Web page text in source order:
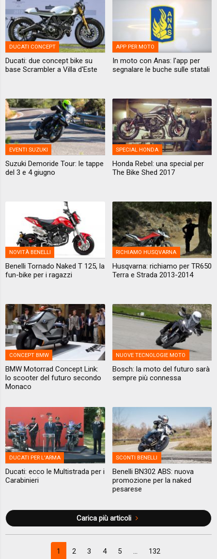
DUCATI CONCEPT
Ducati: due concept bike su
base Scrambler a Villa d'Este
APP PER MOTO
In moto con Anas: l'app per
segnalare le buche sulle statali
EVENTI SUZUKI
Suzuki Demoride Tour: le tappe
del 3 e 4 giugno
SPECIAL HONDA
Honda Rebel: una special per
The Bike Shed 2017
NOVITÀ BENELLI
Benelli Tornado Naked T 125, la
fun-bike per i ragazzi
RICHIAMO HUSQVARNA
Husqvarna: richiamo per TR650
Terra e Strada 2013-2014
CONCEPT BMW
BMW Motorrad Concept Link:
lo scooter del futuro secondo
Monaco
NUOVE TECNOLOGIE MOTO
Bosch: la moto del futuro sarà
sempre più connessa
DUCATI PER L'ARMA
Ducati: ecco le Multistrada per i
Carabinieri
SCONTI BENELLI
Benelli BN302 ABS: nuova
promozione per la naked
pesarese
Carica più articoli
1 2 3 4 5 ... 132